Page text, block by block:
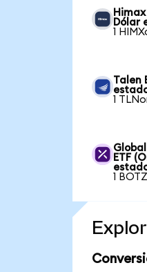
Dólar
1
Talen
1
ETF
1